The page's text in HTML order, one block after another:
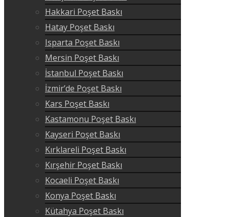
Hakkari Poşet Baskı
Hatay Poşet Baskı
Isparta Poşet Baskı
Mersin Poşet Baskı
İstanbul Poşet Baskı
İzmir’de Poşet Baskı
Kars Poşet Baskı
Kastamonu Poşet Baskı
Kayseri Poşet Baskı
Kırklareli Poşet Baskı
Kırşehir Poşet Baskı
Kocaeli Poşet Baskı
Konya Poşet Baskı
Kütahya Poşet Baskı